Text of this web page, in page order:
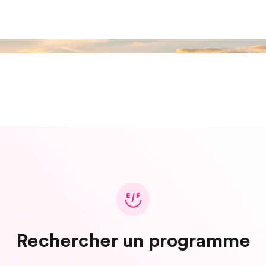
Rechercher un programme